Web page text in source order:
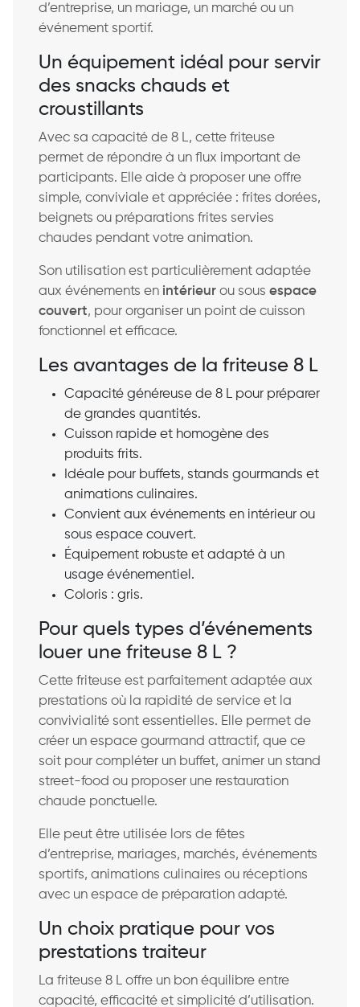
d’entreprise, un mariage, un marché ou un
événement sportif.
Un équipement idéal pour servir
des snacks chauds et
croustillants
Avec sa capacité de 8 L, cette friteuse
permet de répondre à un flux important de
participants. Elle aide à proposer une offre
simple, conviviale et appréciée : frites dorées,
beignets ou préparations frites servies
chaudes pendant votre animation.
Son utilisation est particulièrement adaptée
aux événements en intérieur ou sous espace
couvert, pour organiser un point de cuisson
fonctionnel et efficace.
Les avantages de la friteuse 8 L
Capacité généreuse de 8 L pour préparer
de grandes quantités.
Cuisson rapide et homogène des
produits frits.
Idéale pour buffets, stands gourmands et
animations culinaires.
Convient aux événements en intérieur ou
sous espace couvert.
Équipement robuste et adapté à un
usage événementiel.
Coloris : gris.
Pour quels types d’événements
louer une friteuse 8 L ?
Cette friteuse est parfaitement adaptée aux
prestations où la rapidité de service et la
convivialité sont essentielles. Elle permet de
créer un espace gourmand attractif, que ce
soit pour compléter un buffet, animer un stand
street-food ou proposer une restauration
chaude ponctuelle.
Elle peut être utilisée lors de fêtes
d’entreprise, mariages, marchés, événements
sportifs, animations culinaires ou réceptions
avec un espace de préparation adapté.
Un choix pratique pour vos
prestations traiteur
La friteuse 8 L offre un bon équilibre entre
capacité, efficacité et simplicité d’utilisation.